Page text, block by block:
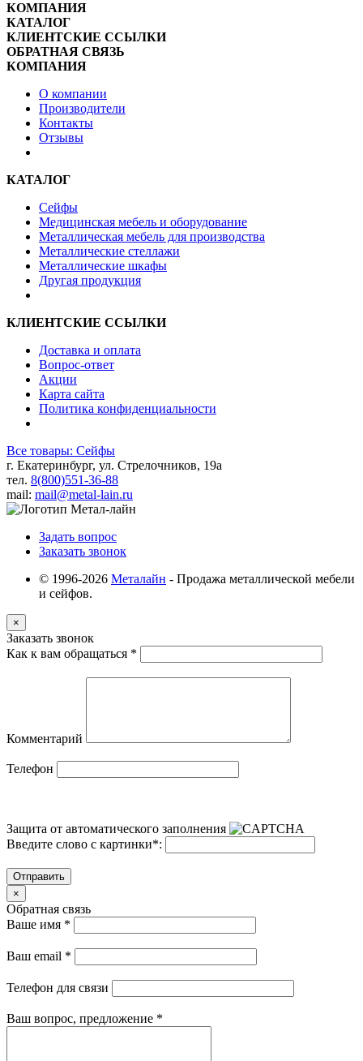
КОМПАНИЯ
КАТАЛОГ
КЛИЕНТСКИЕ ССЫЛКИ
ОБРАТНАЯ СВЯЗЬ
КОМПАНИЯ
О компании
Производители
Контакты
Отзывы
КАТАЛОГ
Сейфы
Медицинская мебель и оборудование
Металлическая мебель для производства
Металлические стеллажи
Металлические шкафы
Другая продукция
КЛИЕНТСКИЕ ССЫЛКИ
Доставка и оплата
Вопрос-ответ
Акции
Карта сайта
Политика конфиденциальности
Все товары: Сейфы
г. Екатеринбург, ул. Стрелочников, 19а
тел. 8(800)551-36-88
mail: mail@metal-lain.ru
Задать вопрос
Заказать звонок
© 1996-2026 Металайн - Продажа металлической мебели
и сейфов.
×
Заказать звонок
Как к вам обращаться *
Комментарий
Телефон
Защита от автоматического заполнения
Введите слово с картинки*:
Отправить
×
Обратная связь
Ваше имя *
Ваш email *
Телефон для связи
Ваш вопрос, предложение *